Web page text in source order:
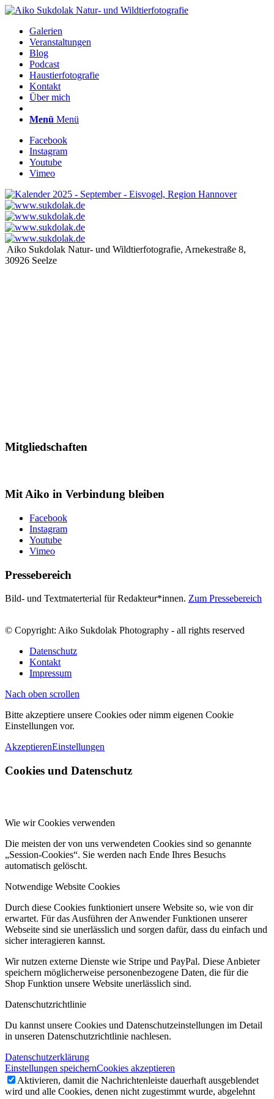
Galerien
Veranstaltungen
Blog
Podcast
Haustierfotografie
Kontakt
Über mich
Menü Menü
Facebook
Instagram
Youtube
Vimeo
Aiko Sukdolak Natur- und Wildtierfotografie, Arnekestraße 8,
30926 Seelze
Mitgliedschaften
Mit Aiko in Verbindung bleiben
Facebook
Instagram
Youtube
Vimeo
Pressebereich
Bild- und Textmaterterial für Redakteur*innen. Zum Pressebereich
© Copyright: Aiko Sukdolak Photography - all rights reserved
Datenschutz
Kontakt
Impressum
Nach oben scrollen
Bitte akzeptiere unsere Cookies oder nimm eigenen Cookie
Einstellungen vor.
AkzeptierenEinstellungen
Cookies und Datenschutz
Wie wir Cookies verwenden
Die meisten der von uns verwendeten Cookies sind so genannte
„Session-Cookies“. Sie werden nach Ende Ihres Besuchs
automatisch gelöscht.
Notwendige Website Cookies
Durch diese Cookies funktioniert unsere Website so, wie von dir
erwartet. Für das Ausführen der Anwender Funktionen unserer
Webseite sind sie unerlässlich und sorgen dafür, dass du einfach und
sicher interagieren kannst.
Wir nutzen externe Dienste wie Stripe und PayPal. Diese Anbieter
speichern möglicherweise personenbezogene Daten, die für die
Shop Funktion unsere Website unerlässlich sind.
Datenschutzrichtlinie
Du kannst unsere Cookies und Datenschutzeinstellungen im Detail
in unseren Datenschutzrichtlinie nachlesen.
Datenschutzerklärung
Einstellungen speichernCookies akzeptieren
Aktivieren, damit die Nachrichtenleiste dauerhaft ausgeblendet
wird und alle Cookies, denen nicht zugestimmt wurde, abgelehnt